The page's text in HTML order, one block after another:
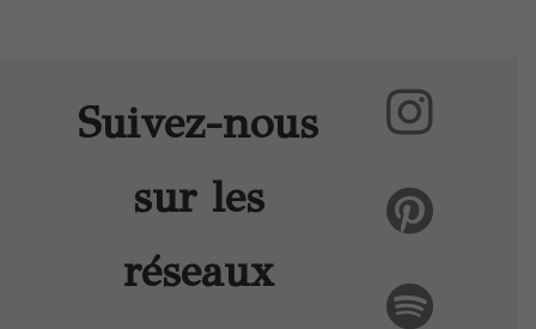
Suivez-nous
sur les
réseaux